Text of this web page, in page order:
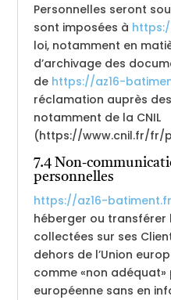
Personnelles seront
sont imposées à
loi, notamment en
d’archivage des
de https://az16-
réclamation auprès
notamment de la CNIL
(https://www.cnil.fr/fr/
7.4 Non-
personnelles
https://az16-batiment.fr
héberger ou transférer
collectées sur ses
dehors de l’Union
comme «non
européenne sans en